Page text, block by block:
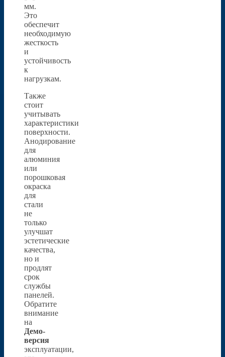
мм.
Это
обеспечит
необходимую
жесткость
и
устойчивость
к
нагрузкам.
Также
стоит
учитывать
характеристики
поверхности.
Анодирование
для
алюминия
или
порошковая
окраска
для
стали
не
только
улучшат
эстетические
качества,
но и
продлят
срок
службы
панелей.
Обратите
внимание
на
Демо-
версия
эксплуатации,